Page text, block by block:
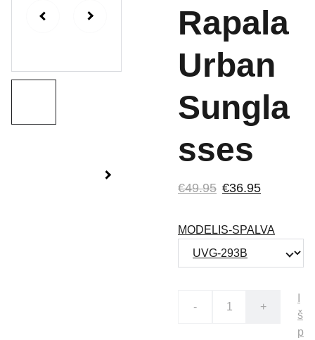
Rapala
Urban
Sungla
sses
€49.95 €36.95
MODELIS-SPALVA
- +
š
p